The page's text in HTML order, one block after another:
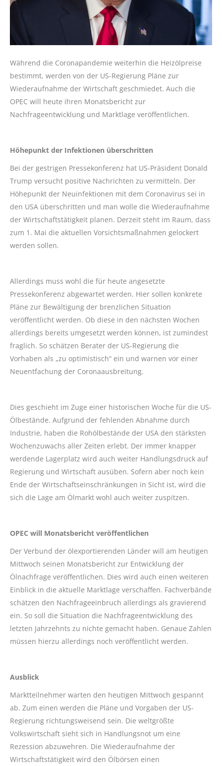
Während die Coronapandemie weiterhin die Heizölpreise
bestimmt, werden von der US-Regierung Pläne zur
Wiederaufnahme der Wirtschaft geschmiedet. Auch die
OPEC will heute ihren Monatsbericht zur
Nachfrageentwicklung und Marktlage veröffentlichen.
Höhepunkt der Infektionen überschritten
Bei der gestrigen Pressekonferenz hat US-Präsident Donald
Trump versucht positive Nachrichten zu vermitteln. Der
Höhepunkt der Neuinfektionen mit dem Coronavirus sei in
den USA überschritten und man wolle die Wiederaufnahme
der Wirtschaftstätigkeit planen. Derzeit steht im Raum, dass
zum 1. Mai die aktuellen Vorsichtsmaßnahmen gelockert
werden sollen.
Allerdings muss wohl die für heute angesetzte
Pressekonferenz abgewartet werden. Hier sollen konkrete
Pläne zur Bewältigung der brenzlichen Situation
veröffentlicht werden. Ob diese in den nächsten Wochen
allerdings bereits umgesetzt werden können, ist zumindest
fraglich. So schätzen Berater der US-Regierung die
Vorhaben als „zu optimistisch“ ein und warnen vor einer
Neuentfachung der Coronaausbreitung.
Dies geschieht im Zuge einer historischen Woche für die US-
Ölbestände. Aufgrund der fehlenden Abnahme durch
Industrie, haben die Rohölbestände der USA den stärksten
Wochenzuwachs aller Zeiten erlebt. Der immer knapper
werdende Lagerplatz wird auch weiter Handlungsdruck auf
Regierung und Wirtschaft ausüben. Sofern aber noch kein
Ende der Wirtschaftseinschränkungen in Sicht ist, wird die
sich die Lage am Ölmarkt wohl auch weiter zuspitzen.
OPEC will Monatsbericht veröffentlichen
Der Verbund der ölexportierenden Länder will am heutigen
Mittwoch seinen Monatsbericht zur Entwicklung der
Ölnachfrage veröffentlichen. Dies wird auch einen weiteren
Einblick in die aktuelle Marktlage verschaffen. Fachverbände
schätzen den Nachfrageeinbruch allerdings als gravierend
ein. So soll die Situation die Nachfrageentwicklung des
letzten Jahrzehnts zu nichte gemacht haben. Genaue Zahlen
müssen hierzu allerdings noch veröffentlicht werden.
Ausblick
Marktteilnehmer warten den heutigen Mittwoch gespannt
ab. Zum einen werden die Pläne und Vorgaben der US-
Regierung richtungsweisend sein. Die weltgrößte
Volkswirtschaft sieht sich in Handlungsnot um eine
Rezession abzuwehren. Die Wiederaufnahme der
Wirtschaftstätigkeit wird den Ölbörsen einen